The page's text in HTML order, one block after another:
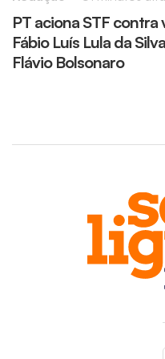
PT aciona STF
Fábio Luís Lula da
Flávio Bolsonaro